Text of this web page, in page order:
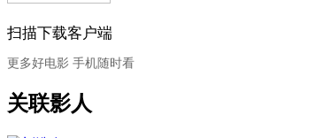
扫描下载客户端
更多好电影 手机随时看
关联影人